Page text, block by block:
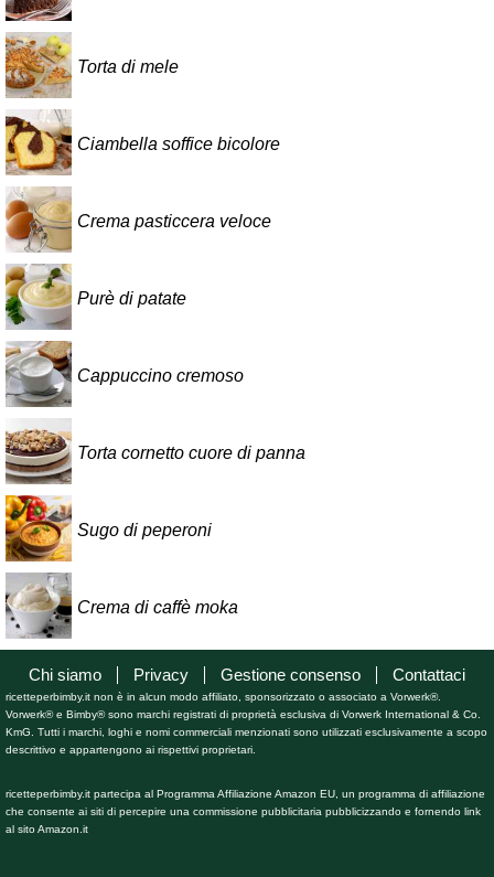
Torta di mele
Ciambella soffice bicolore
Crema pasticcera veloce
Purè di patate
Cappuccino cremoso
Torta cornetto cuore di panna
Sugo di peperoni
Crema di caffè moka
Chi siamo Privacy Gestione consenso Contattaci
ricetteperbimby.it non è in alcun modo affiliato, sponsorizzato o associato a Vorwerk®.
Vorwerk® e Bimby® sono marchi registrati di proprietà esclusiva di Vorwerk International & Co.
KmG. Tutti i marchi, loghi e nomi commerciali menzionati sono utilizzati esclusivamente a scopo
descrittivo e appartengono ai rispettivi proprietari.
ricetteperbimby.it partecipa al Programma Affiliazione Amazon EU, un programma di affiliazione
che consente ai siti di percepire una commissione pubblicitaria pubblicizzando e fornendo link
al sito Amazon.it